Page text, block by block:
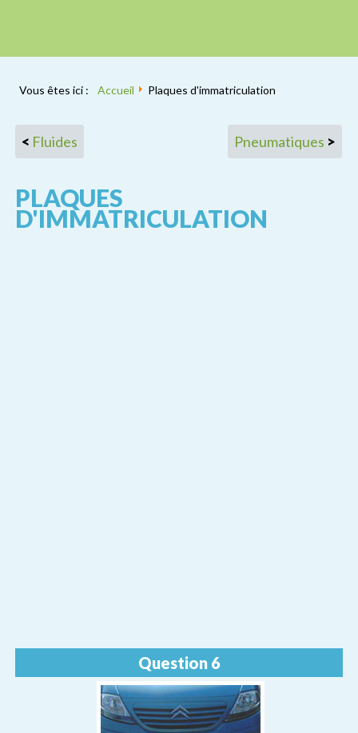
Vous êtes ici : Accueil Plaques d'immatriculation
Fluides Pneumatiques
PLAQUES
D'IMMATRICULATION
Question 6